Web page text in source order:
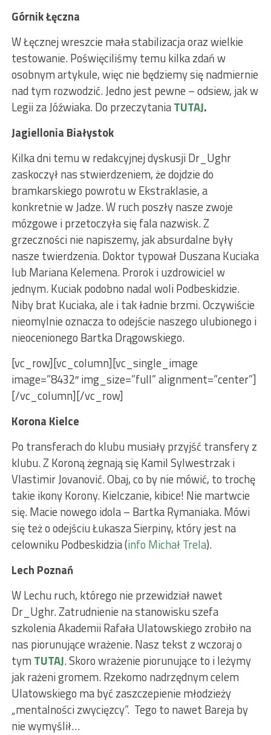
Górnik Łęczna
W Łęcznej wreszcie mała stabilizacja oraz wielkie
testowanie. Poświęciliśmy temu kilka zdań w
osobnym artykule, więc nie będziemy się nadmiernie
nad tym rozwodzić. Jedno jest pewne – odsiew, jak w
Legii za Jóźwiaka. Do przeczytaniaTUTAJ.
Jagiellonia Białystok
Kilka dni temu w redakcyjnej dyskusji Dr_Ughr
zaskoczył nas stwierdzeniem, że dojdzie do
bramkarskiego powrotu w Ekstraklasie, a
konkretnie w Jadze. W ruch poszły nasze zwoje
mózgowe i przetoczyła się fala nazwisk. Z
grzeczności nie napiszemy, jak absurdalne były
nasze twierdzenia. Doktor typował Duszana Kuciaka
lub Mariana Kelemena. Prorok i uzdrowiciel w
jednym. Kuciak podobno nadal woli Podbeskidzie.
Niby brat Kuciaka, ale i tak ładnie brzmi. Oczywiście
nieomylnie oznacza to odejście naszego ulubionego i
nieocenionego Bartka Drągowskiego.
[vc_row][vc_column][vc_single_image
image=”8432″ img_size=”full” alignment=”center”]
[/vc_column][/vc_row]
Korona Kielce
Po transferach do klubu musiały przyjść transfery z
klubu. Z Koroną żegnają się Kamil Sylwestrzak i
Vlastimir Jovanović. Obaj, co by nie mówić, to trochę
takie ikony Korony. Kielczanie, kibice! Nie martwcie
się. Macie nowego idola – Bartka Rymaniaka. Mówi
się też o odejściu Łukasza Sierpiny, który jest na
celowniku Podbeskidzia (info Michał Trela).
Lech Poznań
W Lechu ruch, którego nie przewidział nawet
Dr_Ughr. Zatrudnienie na stanowisku szefa
szkolenia Akademii Rafała Ulatowskiego zrobiło na
nas piorunujące wrażenie. Nasz tekst z wczoraj o
tym TUTAJ. Skoro wrażenie piorunujące to i leżymy
jak rażeni gromem. Rzekomo nadrzędnym celem
Ulatowskiego ma być zaszczepienie młodzieży
„mentalności zwycięzcy”. Tego to nawet Bareja by
nie wymyślił…